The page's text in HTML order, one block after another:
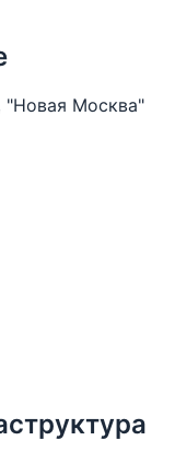
и
- 9,2
сутки;
ливнесток: -
«Графские
в окружении
широкие
"Новая Москва"